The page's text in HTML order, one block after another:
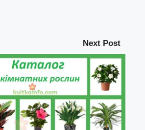
Next Post